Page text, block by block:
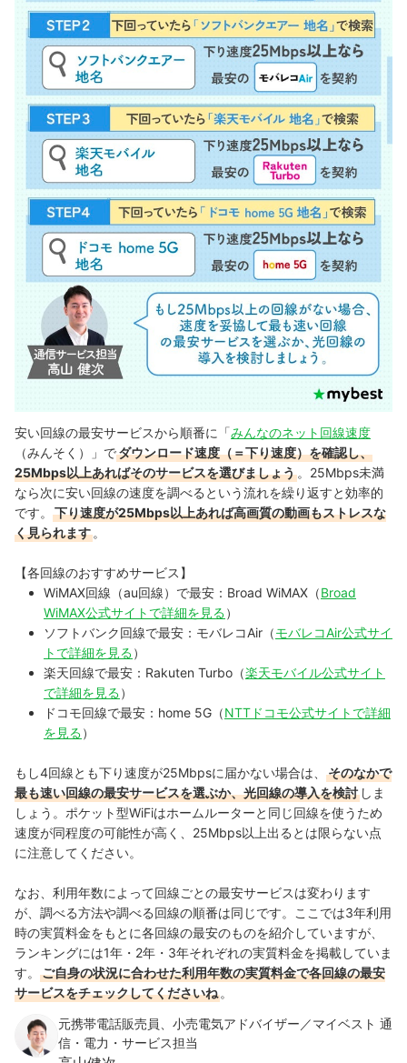
安い回線の最安サービスから順番に「みんなのネット回線速度
（みんそく）」でダウンロード速度（＝下り速度）を確認し、
25Mbps以上あればそのサービスを選びましょう 。25Mbps未満
なら次に安い回線の速度を調べるという流れを繰り返すと効率的
です。
下り速度が25Mbps以上あれば高画質の動画もストレスな
く見られます 。
【各回線のおすすめサービス】
WiMAX回線（au回線）で最安：Broad WiMAX（Broad
WiMAX公式サイトで詳細を見る）
ソフトバンク回線で最安：モバレコAir（モバレコAir公式サイ
トで詳細を見る）
楽天回線で最安：Rakuten Turbo（楽天モバイル公式サイト
で詳細を見る）
ドコモ回線で最安：home 5G（NTTドコモ公式サイトで詳細
を見る）
もし4回線とも下り速度が25Mbpsに届かない場合は、
そのなかで
最も速い回線の最安サービスを選ぶか、光回線の導入を検討 しま
しょう。ポケット型WiFiはホームルーターと同じ回線を使うため
速度が同程度の可能性が高く、25Mbps以上出るとは限らない点
に注意してください。
なお、利用年数によって回線ごとの最安サービスは変わります
が、調べる方法や調べる回線の順番は同じです。ここでは3年利用
時の実質料金をもとに各回線の最安のものを紹介していますが、
ランキングには1年・2年・3年それぞれの実質料金を掲載していま
す。
ご自身の状況に合わせた利用年数の実質料金で各回線の最安
サービスをチェックしてくださいね 。
元携帯電話販売員、小売電気アドバイザー／マイベスト 通
信・電力・サービス担当